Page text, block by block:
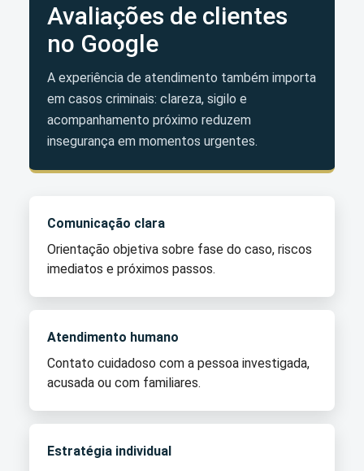
Avaliações de clientes
no Google
A experiência de atendimento também importa
em casos criminais: clareza, sigilo e
acompanhamento próximo reduzem
insegurança em momentos urgentes.
Comunicação clara
Orientação objetiva sobre fase do caso, riscos
imediatos e próximos passos.
Atendimento humano
Contato cuidadoso com a pessoa investigada,
acusada ou com familiares.
Estratégia individual